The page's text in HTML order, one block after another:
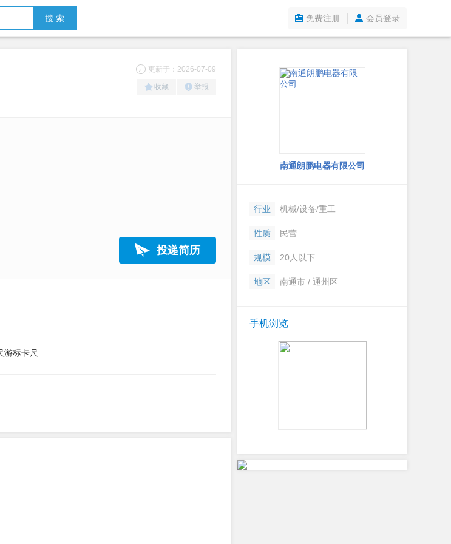
搜 索 免费注册 会员登录
更新于：2026-07-09
收藏 举报
投递简历
游标卡尺
南通朗鹏电器有限公司
行业 机械/设备/重工
性质 民营
规模 20人以下
地区 南通市 / 通州区
手机浏览